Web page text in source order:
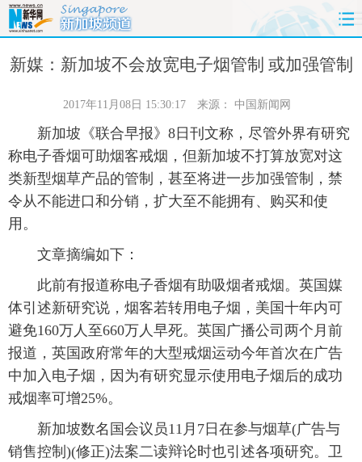
首页 时政 国际 财经
体育 人事
时尚 思客 地方 法治
港澳 台湾 华人 汽车
图片
旅游 健康 信息化 数据
金融 公益 军事 无人机
富媒体
新华电视中文 新华电视英文 返回PC
新媒：新加坡不会放宽电子烟管制 或加强管制
2017年11月08日 15:30:17 来源： 中国新闻网
新加坡《联合早报》8日刊文称，尽管外界有研究
称电子香烟可助烟客戒烟，但新加坡不打算放宽对这
类新型烟草产品的管制，甚至将进一步加强管制，禁
令从不能进口和分销，扩大至不能拥有、购买和使
用。
文章摘编如下：
此前有报道称电子香烟有助吸烟者戒烟。英国媒
体引述新研究说，烟客若转用电子烟，美国十年内可
避免160万人至660万人早死。英国广播公司两个月前
报道，英国政府常年的大型戒烟运动今年首次在广告
中加入电子烟，因为有研究显示使用电子烟后的成功
戒烟率可增25%。
新加坡数名国会议员11月7日在参与烟草(广告与
销售控制)(修正)法案二读辩论时也引述各项研究。卫